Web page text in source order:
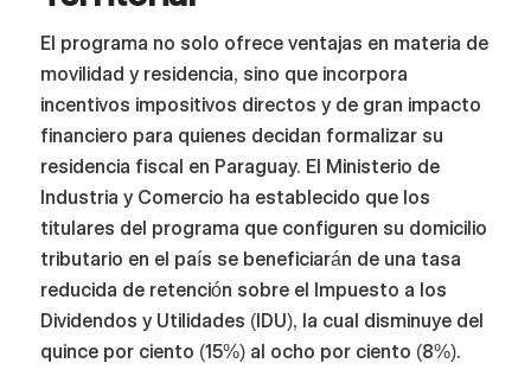
El programa no solo ofrece ventajas en materia de
movilidad y residencia, sino que incorpora
incentivos impositivos directos y de gran impacto
financiero para quienes decidan formalizar su
residencia fiscal en Paraguay. El Ministerio de
Industria y Comercio ha establecido que los
titulares del programa que configuren su domicilio
tributario en el país se beneficiarán de una tasa
reducida de retención sobre el Impuesto a los
Dividendos y Utilidades (IDU), la cual disminuye del
quince por ciento (15%) al ocho por ciento (8%).